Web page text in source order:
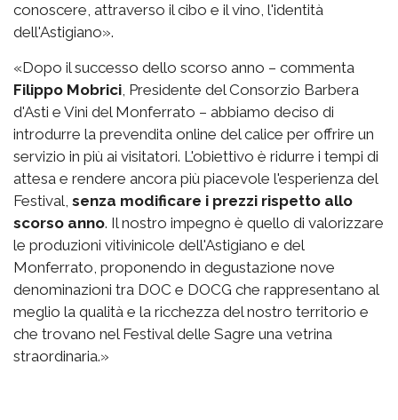
conoscere, attraverso il cibo e il vino, l'identità
dell'Astigiano».
«Dopo il successo dello scorso anno – commenta
Filippo Mobrici, Presidente del Consorzio Barbera
d'Asti e Vini del Monferrato – abbiamo deciso di
introdurre la prevendita online del calice per offrire un
servizio in più ai visitatori. L'obiettivo è ridurre i tempi di
attesa e rendere ancora più piacevole l'esperienza del
Festival, senza modificare i prezzi rispetto allo
scorso anno. Il nostro impegno è quello di valorizzare
le produzioni vitivinicole dell'Astigiano e del
Monferrato, proponendo in degustazione nove
denominazioni tra DOC e DOCG che rappresentano al
meglio la qualità e la ricchezza del nostro territorio e
che trovano nel Festival delle Sagre una vetrina
straordinaria.»